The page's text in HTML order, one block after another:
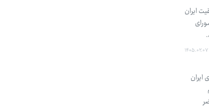
ایران
شورای
۱۴۰۵.۰۲.۰۷
ایران